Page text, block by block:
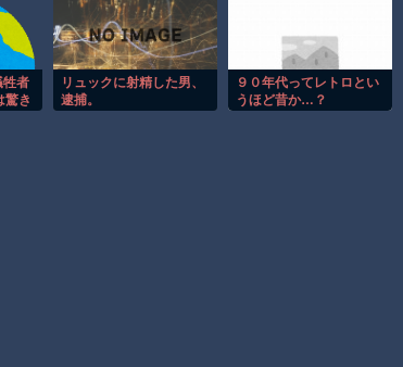
言葉は浸透されていませんでした」
画】自動ドアの仕組みを理解した富山のツバメが賢い。
報】Amazon、汗が飛び散る灼熱の「マンガ毎週末セール
還元）」を開催！
牲者
驚き
リュックに射精した男、
逮捕。
９０年代ってレトロとい
うほど昔か…？